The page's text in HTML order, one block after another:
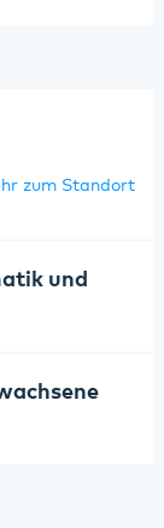
zum Standort
und